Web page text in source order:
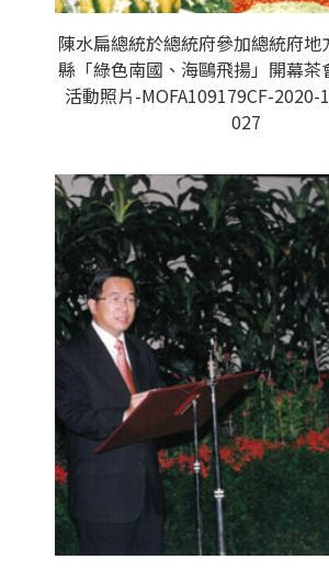
陳水扁總統於總統府參加總統府
縣「綠色南國、海鷗飛揚」開幕茶
活動照片-MOFA109179CF-
027